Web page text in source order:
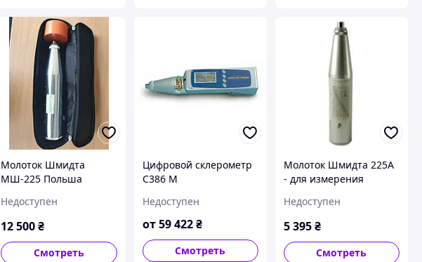
Молоток Шмидта
МШ-225 Польша
прочности бетона)
MOREK
Недоступен
12 500₴
Смотреть
Цифровой склерометр
С386 М
Недоступен
от 59 422 ₴
Смотреть
Молоток Шмидта 225А
- для измерения
Недоступен
5 395₴
Смотреть